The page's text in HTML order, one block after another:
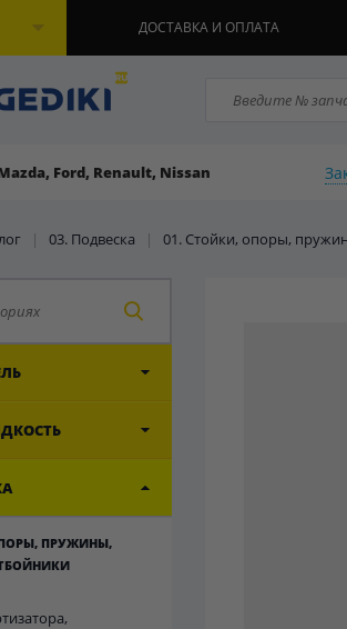
ДОСТАВКА И ОПЛАТА
Ford, Renault, Nissan
| 03. Подвеска | 01. Стойки, опоры,
ПРУЖИНЫ,